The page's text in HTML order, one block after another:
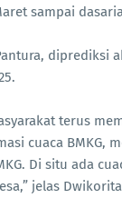
sampai
diprediksi
terus
cuaca BMKG,
Di situ ada
jelas